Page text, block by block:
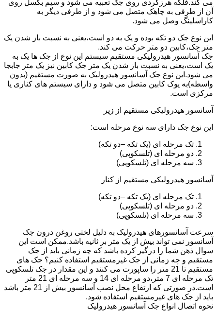
می کند.فلکه هرزگردی روی جک تعبیه می شود و سیم بکسل روی
آن از طرفی به چاهک متصل می شود و از طرفی دیگر به
کاراسلینگ وصل می شود.
این نوع جک دو تکه بوده و یک به دو است،یعنی به نسبت باز شدن یک
متر جک،کابین دو متر حرکت می کند.
جک آسانسور هیدرولیکی مستقیم سیستم این نوع از جک ها یک به
یک است،یعنی به نسبت باز شدن یک متر جک کابین نیز یک متر جابجا
می شود.این نوع جک آسانسور هیدرولیک به صورت مستقیم (بدون
واسطه)به یوک کابین متصل می شود و دارای سیستم های کناری یا
مرکزی است.
آسانسور هیدرولیکی مستقیم از زیر
این نوع جک دارای سه نوع مرحله است:
تک مرحله ای (یک تکه –دو تکه)
دو مرحله ای (تلسکوپی)
سه مرحله ای (تلسکوپی)
آسانسور هیدرولیکی مستقیم از کنار
تک مرحله ای (یک تکه –دو تکه)
دو مرحله ای (تلسکوپی)
سه مرحله ای (تلسکوپی)
سرعت آسانسورهای هیدرولیک به دلیل لختی روغن درون جک
آسانسور نمی تواند بیش از یک متر بر ثانیه باشد.ممکن است این
سوال ذهن شما را درگیر کرده باشد که چه زمانی باید از جک
مستقیم و چه زمانی از جک غیرمستقیم استفاده کنیم؟ جک های
مستقیم تا 21 متر را ساپورت می کنند و این مقدار در جک تلسکوپی
تک مرحله ای 7 متر،دو مرحله ای 14 و سه مرحله ای 21 متر
است.در صورتی که ارتفاع محل نصب آسانسور بیش از 21 متر باشد
باید از جک های غیرمستقیم استفاده شود.
نحوه اتصال انواع جک آسانسور هیدرولیک